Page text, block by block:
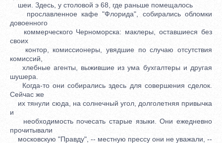
шеи. Здесь, у столовой э 68, где раньше помещалось
прославленное кафе "Флорида", собирались обломки
довоенного
коммерческого Черноморска: маклеры, оставшиеся без
своих
контор, комиссионеры, увядшие по случаю отсутствия
комиссий,
хлебные агенты, выжившие из ума бухгалтеры и другая
шушера.
Когда-то они собирались здесь для совершения сделок.
Сейчас же
их тянули сюда, на солнечный угол, долголетняя привычка
и
необходимость почесать старые языки. Они ежедневно
прочитывали
московскую "Правду", -- местную прессу они не уважали, --